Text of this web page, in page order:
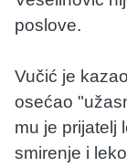
poslove.
Vučić je
osećao
mu je prijatelj
smirenje i